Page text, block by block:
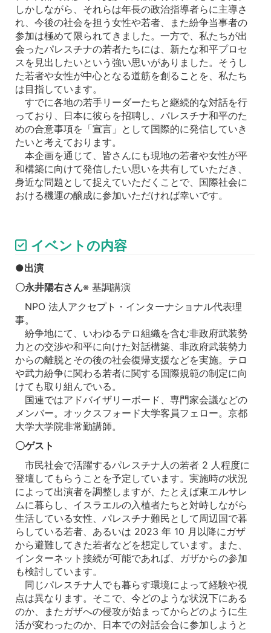
しかしながら、それらは年長の政治指導者らに主導さ
れ、今後の社会を担う女性や若者、また紛争当事者の
参加は極めて限られてきました。一方で、私たちが出
会ったパレスチナの若者たちには、新たな和平プロセ
スを見出したいという強い思いがありました。そうし
た若者や女性が中心となる道筋を創ることを、私たち
は目指しています。
すでに各地の若手リーダーたちと継続的な対話を行
っており、日本に彼らを招聘し、パレスチナ和平のた
めの合意事項を「宣言」として国際的に発信していき
たいと考えております。
本企画を通じて、皆さんにも現地の若者や女性が平
和構築に向けて発信したい思いを共有していただき、
身近な問題として捉えていただくことで、国際社会に
おける機運の醸成に参加いただければ幸いです。
イベントの内容
●出演
〇永井陽右さん※ 基調講演
NPO 法人アクセプト・インターナショナル代表理
事。
紛争地にて、いわゆるテロ組織を含む非政府武装勢
力との交渉や和平に向けた対話構築、非政府武装勢力
からの離脱とその後の社会復帰支援などを実施。テロ
や武力紛争に関わる若者に関する国際規範の制定に向
けても取り組んでいる。
国連ではアドバイザリーボード、専門家会議などの
メンバー。オックスフォード大学客員フェロー。京都
大学大学院非常勤講師。
〇ゲスト
市民社会で活躍するパレスチナ人の若者 2 人程度に
登壇してもらうことを予定しています。実施時の状況
によって出演者を調整しますが、たとえば東エルサレ
ムに暮らし、イスラエルの入植者たちと対峙しながら
生活している女性、パレスチナ難民として周辺国で暮
らしている若者、あるいは 2023 年 10 月以降にガザ
から避難してきた若者などを想定しています。また、
インターネット接続が可能であれば、ガザからの参加
も検討しています。
同じパレスチナ人でも暮らす環境によって経験や視
点は異なります。そこで、今どのような状況下にある
のか、またガザへの侵攻が始まってからどのように生
活が変わったのか、日本での対話会合に参加しようと